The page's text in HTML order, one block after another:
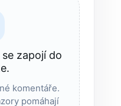
zapojí do
komentáře.
pomáhají